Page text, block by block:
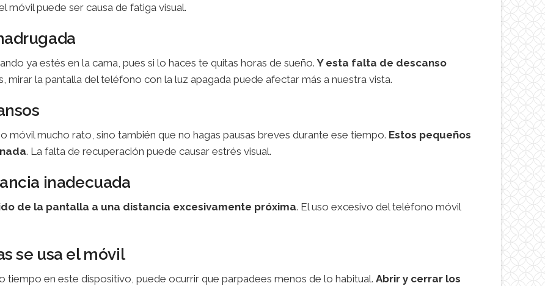
móvil puede ser causa de fatiga visual.
ya estés en la cama, pues si lo haces te quitas horas de sueño.Y esta falta de descanso
mirar la pantalla del teléfono con la luz apagada puede afectar más a nuestra vista.
mucho rato, sino también que no hagas pausas breves durante ese tiempo. Estos pequeños
. La falta de recuperación puede causar estrés visual.
inadecuada
de la pantalla a una distancia excesivamente próxima. El uso excesivo del teléfono móvil
se usa el móvil
tiempo en este dispositivo, puede ocurrir que parpadees menos de lo habitual. Abrir y cerrar los